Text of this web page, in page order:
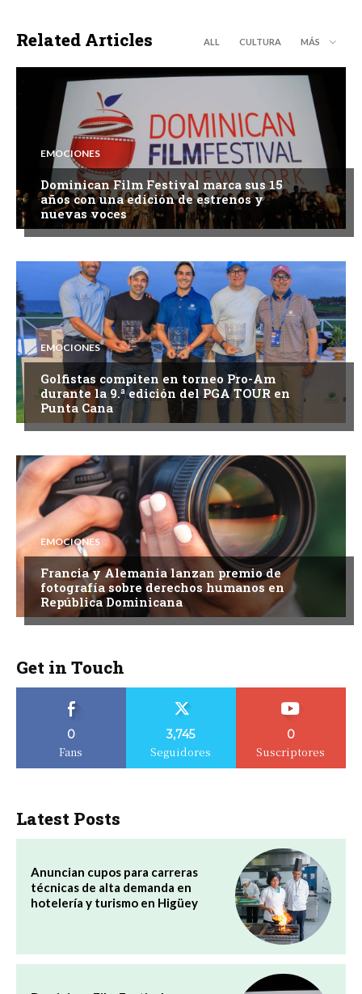
Related Articles ALL CULTURA MÁS
EMOCIONES
Dominican Film Festival marca sus 15
años con una edición de estrenos y
nuevas voces
EMOCIONES
Golfistas compiten en torneo Pro-Am
durante la 9.ª edición del PGA TOUR en
Punta Cana
EMOCIONES
Francia y Alemania lanzan premio de
fotografía sobre derechos humanos en
República Dominicana
Get in Touch
0
Fans
3,745
Seguidores
0
Suscriptores
Latest Posts
Anuncian cupos para carreras
técnicas de alta demanda en
hotelería y turismo en Higüey